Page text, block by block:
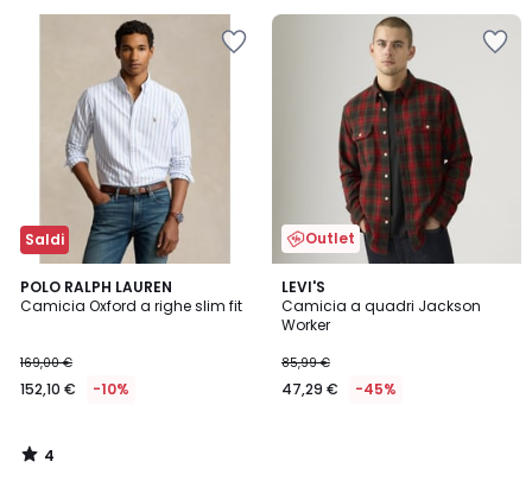
Saldi
POLO RALPH LAUREN
Camicia Oxford a righe slim fit
169,00 €
152,10 € -10%
4
/
4
/
Outlet
LEVI'S
Camicia a quadri Jackson
Worker
85,99 €
47,29 € -45%